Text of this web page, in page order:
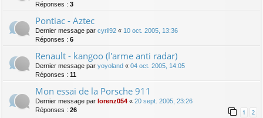
Réponses : 3
Pontiac - Aztec
Dernier message par cyril92 « 10 oct. 2005, 13:36
Réponses : 6
Renault - kangoo (l'arme anti radar)
Dernier message par yoyoland « 04 oct. 2005, 14:05
Réponses : 11
Mon essai de la Porsche 911
Dernier message par lorenz054 « 20 sept. 2005, 23:26
Réponses : 26 1 2